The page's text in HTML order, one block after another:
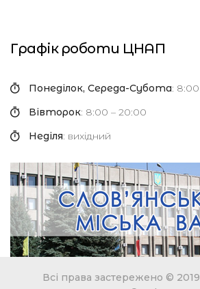
Графік роботи ЦНАП
Понеділок, Середа-Субота: 8:00
Вівторок: 8:00 – 20:00
Неділя: вихідний
Всі права застережено ©